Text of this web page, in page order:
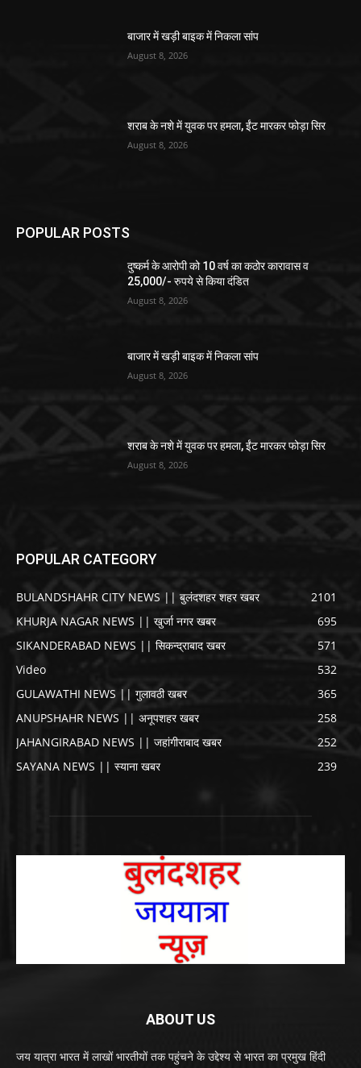
बाजार में खड़ी बाइक में निकला सांप
August 8, 2026
शराब के नशे में युवक पर हमला, ईंट मारकर फोड़ा सिर
August 8, 2026
POPULAR POSTS
दुष्कर्म के आरोपी को 10 वर्ष का कठोर कारावास व
25,000/- रुपये से किया दंडित
August 8, 2026
बाजार में खड़ी बाइक में निकला सांप
August 8, 2026
शराब के नशे में युवक पर हमला, ईंट मारकर फोड़ा सिर
August 8, 2026
POPULAR CATEGORY
BULANDSHAHR CITY NEWS || बुलंदशहर शहर खबर
2101
KHURJA NAGAR NEWS || खुर्जा नगर खबर
695
SIKANDERABAD NEWS || सिकन्द्राबाद खबर
571
Video
532
GULAWATHI NEWS || गुलावठी खबर
365
ANUPSHAHR NEWS || अनूपशहर खबर
258
JAHANGIRABAD NEWS || जहांगीराबाद खबर
252
SAYANA NEWS || स्याना खबर
239
ABOUT US
जय यात्रा भारत में लाखों भारतीयों तक पहुंचने के उद्देश्य से भारत का प्रमुख हिंदी